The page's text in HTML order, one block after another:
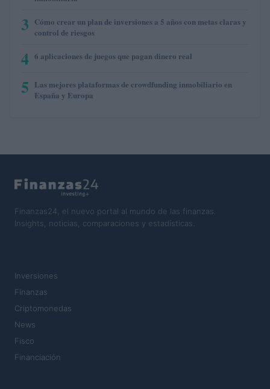
3 Cómo crear un plan de inversiones a 5 años con metas claras y
control de riesgos
4 6 aplicaciones de juegos que pagan dinero real
5 Las mejores plataformas de crowdfunding inmobiliario en
España y Europa
Finanzas24, el nuevo portal al mundo de las finanzas.
Insights, noticias, comparaciones y estadísticas.
Inversiones
Finanzas
Criptomonedas
News
Fisco
Financiación